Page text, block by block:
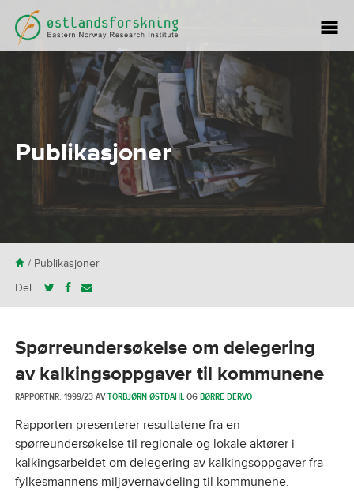
Publikasjoner
H/ Publikasjoner
Del:
Spørreundersøkelse om delegering
av kalkingsoppgaver til kommunene
RAPPORTNR. 1999/23 AVTORBJØRN ØSTDAHLOGBØRRE DERVO
Rapporten presenterer resultatene fra en
spørreundersøkelse til regionale og lokale aktører i
kalkingsarbeidet om delegering av kalkingsoppgaver fra
fylkesmannens miljøvernavdeling til kommunene.